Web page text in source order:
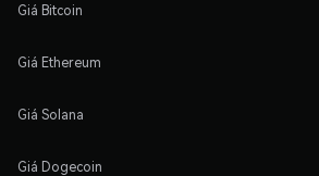
Giá Bitcoin
Giá Ethereum
Giá Solana
Giá Dogecoin